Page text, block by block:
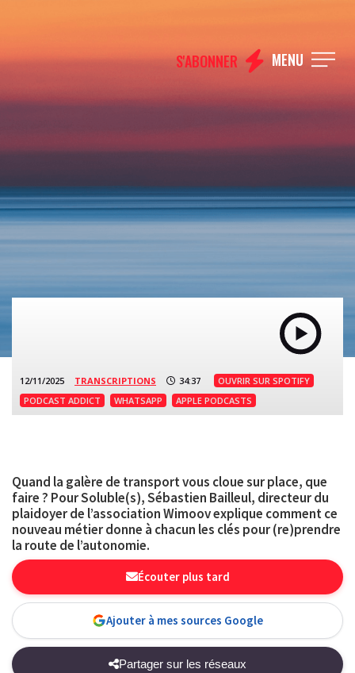
S'ABONNER MENU
12/11/2025 TRANSCRIPTIONS 34:37
OUVRIR SUR SPOTIFY
PODCAST ADDICT
WHATSAPP APPLE PODCASTS
Quand la galère de transport vous cloue sur place, que
faire ? Pour Soluble(s), Sébastien Bailleul, directeur du
plaidoyer de l’association Wimoov explique comment ce
nouveau métier donne à chacun les clés pour (re)prendre
la route de l’autonomie.
Écouter plus tard
Ajouter à mes sources Google
Partager sur les réseaux